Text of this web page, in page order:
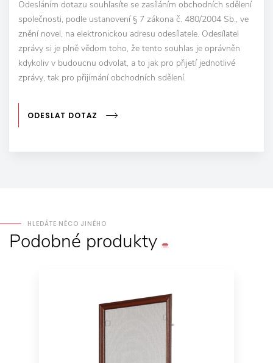
Odesláním dotazu souhlasíte se zasíláním obchodních sdělení
společnosti, podle ustanovení § 7 zákona č. 480/2004 Sb., ve
znění novel, na elektronickou adresu odesílatele. Odesílatel
zprávy si je plně vědom toho, že tento souhlas je oprávněn
kdykoliv v budoucnu odvolat, a to jak pro přijetí jednotlivé
zprávy, tak pro přijímání obchodních sdělení.
ODESLAT DOTAZ
HLEDÁTE NĚCO JINÉHO
Podobné produkty